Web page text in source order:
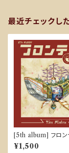
最近チェックし
[5th album] フロンティアGO
GO
¥1,500